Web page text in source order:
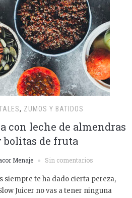
, ZUMOS Y BATIDOS
con leche de almendras
bolitas de fruta
Menaje Sin comentarios
siempre te ha dado cierta pereza,
Juicer no vas a tener ninguna